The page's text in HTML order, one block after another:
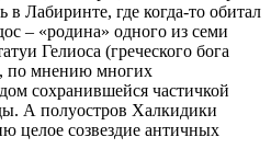
Лабиринте, где когда-то обитал
– «родина» одного из семи
Гелиоса (греческого бога
по мнению многих
сохранившейся частичкой
А полуостров Халкидики
целое созвездие античных